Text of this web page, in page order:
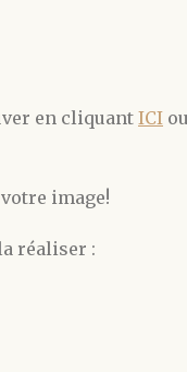
en cliquantICI
image!
réaliser :